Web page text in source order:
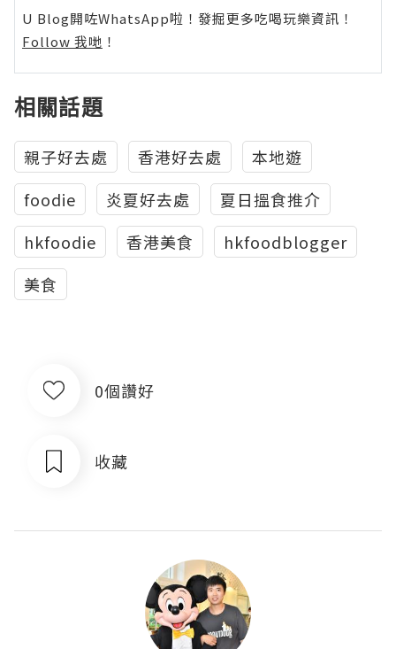
U Blog開咗WhatsApp啦！發掘更多吃喝玩樂資訊！
Follow 我哋 ！
相關話題
親子好去處 香港好去處
本地遊
foodie
炎夏好去處
夏日搵食推介
hkfoodie
香港美食
hkfoodblogger
美食
0個讚好
收藏